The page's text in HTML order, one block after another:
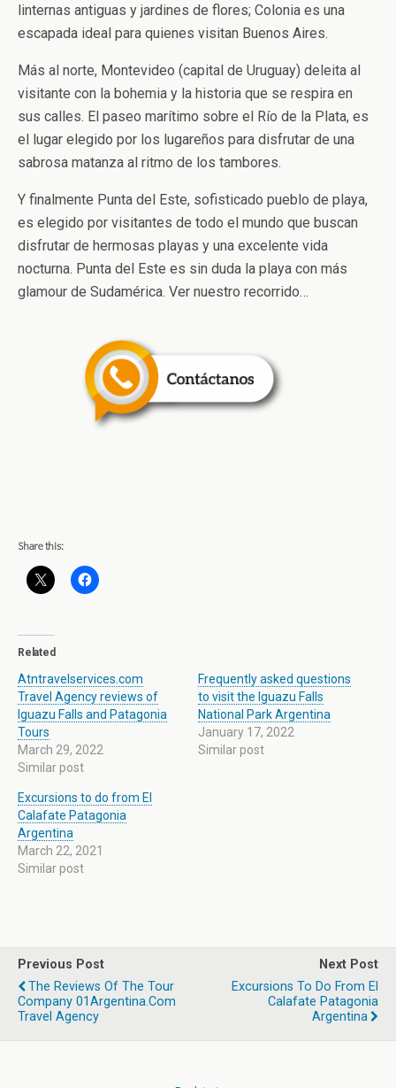
linternas antiguas y jardines de flores; Colonia es una
escapada ideal para quienes visitan Buenos Aires.
Más al norte, Montevideo (capital de Uruguay) deleita al
visitante con la bohemia y la historia que se respira en
sus calles. El paseo marítimo sobre el Río de la Plata, es
el lugar elegido por los lugareños para disfrutar de una
sabrosa matanza al ritmo de los tambores.
Y finalmente Punta del Este, sofisticado pueblo de playa,
es elegido por visitantes de todo el mundo que buscan
disfrutar de hermosas playas y una excelente vida
nocturna. Punta del Este es sin duda la playa con más
glamour de Sudamérica. Ver nuestro recorrido…
Share this:
Related
Atntravelservices.com
Travel Agency reviews of
Iguazu Falls and Patagonia
Tours
March 29, 2022
Similar post
Frequently asked questions
to visit the Iguazu Falls
National Park Argentina
January 17, 2022
Similar post
Excursions to do from El
Calafate Patagonia
Argentina
March 22, 2021
Similar post
Previous Post
The Reviews Of The Tour
Company 01Argentina.com
Travel Agency
Next Post
Excursions To Do From El
Calafate Patagonia
Argentina